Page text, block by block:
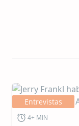
Entrevistas
4+ MIN